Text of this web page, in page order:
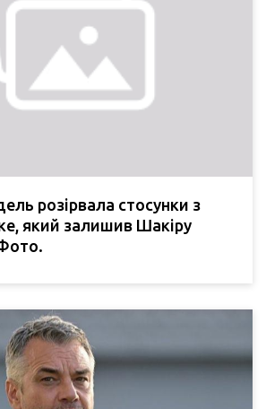
розірвала стосунки з
який залишив Шакіру